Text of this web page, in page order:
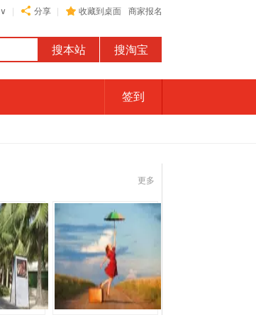
∨ 分享 收藏到桌面 商家报名
签到
更多